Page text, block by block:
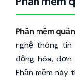
Phần mềm
nghệ thông
động hóa, đơn
Phần mềm này